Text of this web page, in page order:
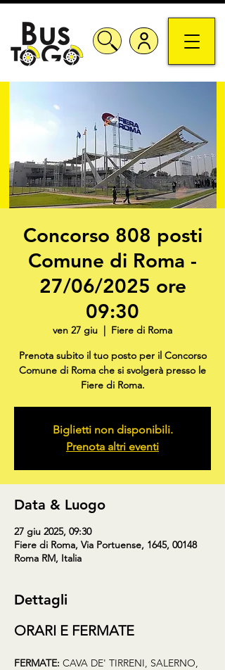
Concorso 808 posti
Comune di Roma -
27/06/2025 ore
09:30
ven 27 giu
  |
Fiere di Roma
Prenota subito il tuo posto per il Concorso
Comune di Roma che si svolgerà presso le
Fiere di Roma.
Biglietti non disponibili.
Prenota altri eventi
Data & Luogo
27 giu 2025, 09:30
Fiere di Roma, Via Portuense, 1645, 00148
Roma RM, Italia
Dettagli
ORARI E FERMATE
FERMATE: CAVA DE' TIRRENI, SALERNO,